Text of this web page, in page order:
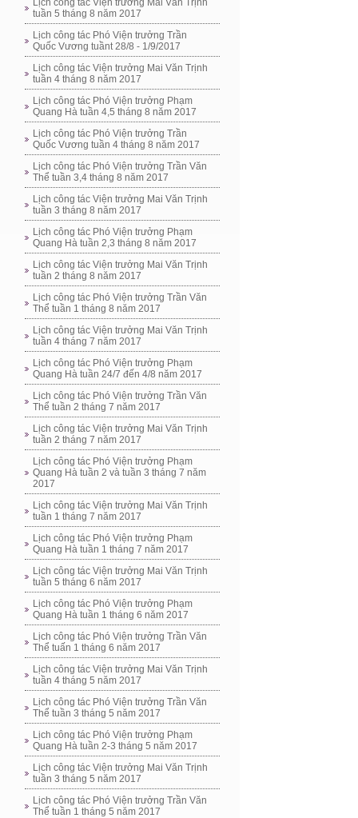
Lịch công tác Viện trưởng Mai Văn Trịnh
tuần 5 tháng 8 năm 2017
Lịch công tác Phó Viện trưởng Trần
Quốc Vương tuầnt 28/8 - 1/9/2017
Lịch công tác Viện trưởng Mai Văn Trịnh
tuần 4 tháng 8 năm 2017
Lịch công tác Phó Viện trưởng Phạm
Quang Hà tuần 4,5 tháng 8 năm 2017
Lịch công tác Phó Viện trưởng Trần
Quốc Vương tuần 4 tháng 8 năm 2017
Lịch công tác Phó Viện trưởng Trần Văn
Thể tuần 3,4 tháng 8 năm 2017
Lịch công tác Viện trưởng Mai Văn Trịnh
tuần 3 tháng 8 năm 2017
Lịch công tác Phó Viện trưởng Phạm
Quang Hà tuần 2,3 tháng 8 năm 2017
Lịch công tác Viện trưởng Mai Văn Trịnh
tuần 2 tháng 8 năm 2017
Lịch công tác Phó Viện trưởng Trần Văn
Thể tuần 1 tháng 8 năm 2017
Lịch công tác Viện trưởng Mai Văn Trịnh
tuần 4 tháng 7 năm 2017
Lịch công tác Phó Viện trưởng Phạm
Quang Hà tuần 24/7 đến 4/8 năm 2017
Lịch công tác Phó Viện trưởng Trần Văn
Thể tuần 2 tháng 7 năm 2017
Lịch công tác Viện trưởng Mai Văn Trịnh
tuần 2 tháng 7 năm 2017
Lịch công tác Phó Viện trưởng Phạm
Quang Hà tuần 2 và tuần 3 tháng 7 năm
2017
Lịch công tác Viện trưởng Mai Văn Trịnh
tuần 1 tháng 7 năm 2017
Lịch công tác Phó Viện trưởng Phạm
Quang Hà tuần 1 tháng 7 năm 2017
Lịch công tác Viện trưởng Mai Văn Trịnh
tuần 5 tháng 6 năm 2017
Lịch công tác Phó Viện trưởng Phạm
Quang Hà tuần 1 tháng 6 năm 2017
Lịch công tác Phó Viện trưởng Trần Văn
Thể tuấn 1 tháng 6 năm 2017
Lịch công tác Viện trưởng Mai Văn Trịnh
tuần 4 tháng 5 năm 2017
Lịch công tác Phó Viện trưởng Trần Văn
Thể tuần 3 tháng 5 năm 2017
Lịch công tác Phó Viện trưởng Phạm
Quang Hà tuần 2-3 tháng 5 năm 2017
Lịch công tác Viện trưởng Mai Văn Trịnh
tuần 3 tháng 5 năm 2017
Lịch công tác Phó Viện trưởng Trần Văn
Thể tuần 1 tháng 5 năm 2017